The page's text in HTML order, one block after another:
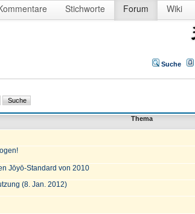
Stichworte Forum Wiki
Suche
Thema
Jōyō-Standard von 2010
(8. Jan. 2012)